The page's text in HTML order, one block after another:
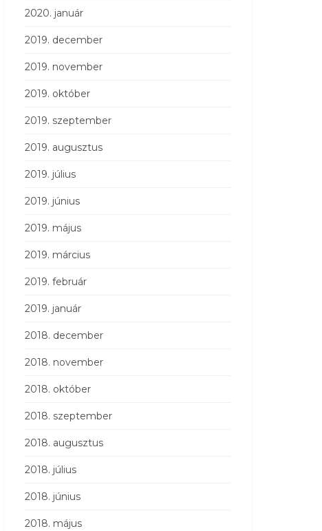
2020. január
2019. december
2019. november
2019. október
2019. szeptember
2019. augusztus
2019. július
2019. június
2019. május
2019. március
2019. február
2019. január
2018. december
2018. november
2018. október
2018. szeptember
2018. augusztus
2018. július
2018. június
2018. május